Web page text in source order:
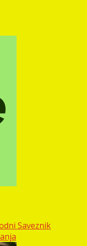
Saveznik